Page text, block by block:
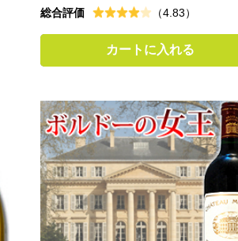
総合評価 （4.83）
カートに入れる